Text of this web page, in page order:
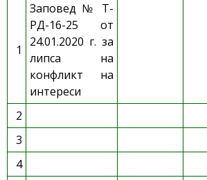
1
Заповед № Т-
РД-16-25 от
24.01.2020 г. за
липса на
конфликт на
интереси
2
3
4